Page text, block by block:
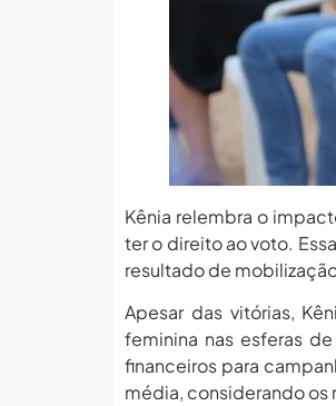
Kênia relembra o
ter o direito ao voto.
resultado de
Apesar das vitórias,
feminina nas esferas
financeiros para
média, considerando os